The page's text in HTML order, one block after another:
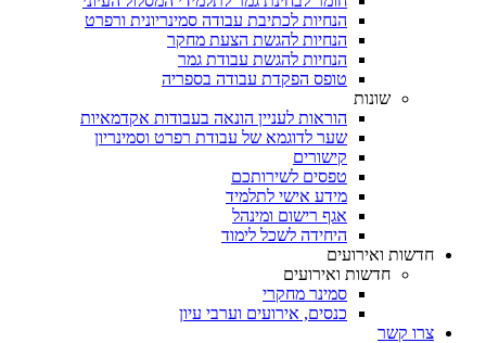
הנחיות לכתיבת עבודה סמינריונית ורפרט
הנחיות להגשת הצעת מחקר
הנחיות להגשת עבודת גמר
טופס הפקדת עבודה בספריה
שונות
הוראות לעניין הונאה בעבודות אקדמאיות
שער לדוגמא של עבודת רפרט וסמינריון
קישורים
טפסים לשירותכם
מידע אישי לתלמיד
אגף רישום ומינהל
היחידה לשכל לימוד
חדשות ואירועים
חדשות ואירועים
סמינר מחקרי
כנסים, אירועים וערבי עיון
צרו קשר